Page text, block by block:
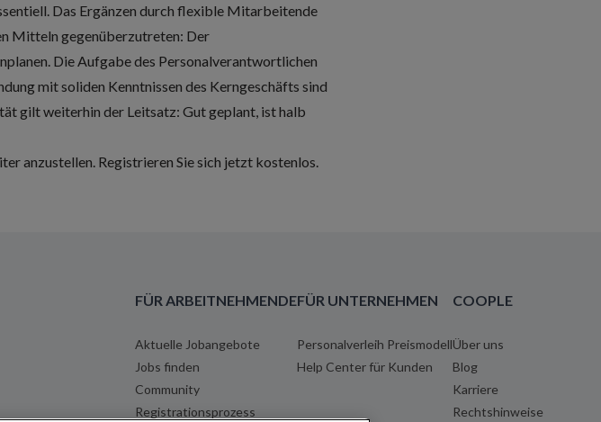
Das Ergänzen durch flexible Mitarbeitende
Mitteln gegenüberzutreten: Der
Die Aufgabe des Personalverantwortlichen
mit soliden Kenntnissen des Kerngeschäfts sind
gilt weiterhin der Leitsatz: Gut geplant, ist halb
anzustellen. Registrieren Sie sich jetzt kostenlos.
FÜR ARBEITNEHMENDE
Aktuelle Jobangebote
Jobs finden
Community
Registrationsprozess
FÜR UNTERNEHMEN
Personalverleih Preismodell
Help Center für Kunden
COOPLE
Über uns
Blog
Karriere
Rechtshinweise